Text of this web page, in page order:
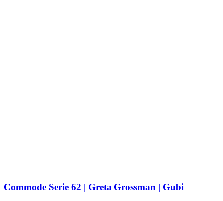
Commode Serie 62 | Greta Grossman | Gubi